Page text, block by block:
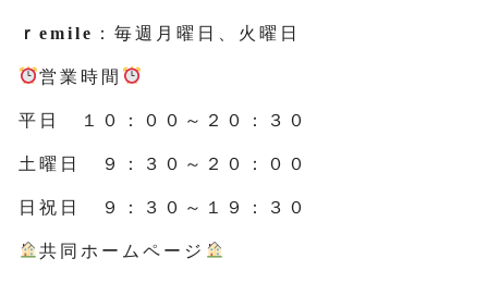
ｒemile ：毎週月曜日、火曜日
営業時間
平日 １０：００～２０：３０
土曜日 ９：３０～２０：００
日祝日 ９：３０～１９：３０
共同ホームページ